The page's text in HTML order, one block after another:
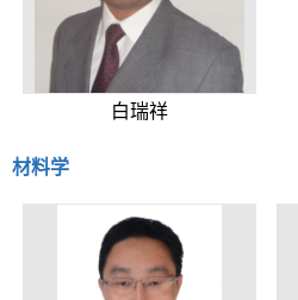
白瑞祥
材料学